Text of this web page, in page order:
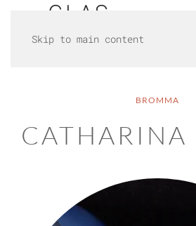
Skip to main content
BROMMA
CATHARINA